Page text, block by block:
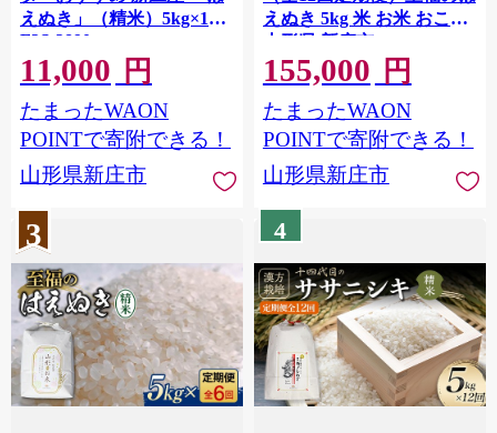
えぬき」（精米）5kg×1袋
F3S-2890
11,000 円
たまったWAON
POINTで寄附できる！
山形県新庄市
えぬき 5kg 米 お米 おこめ
山形県 新庄市 F3S-2863
155,000 円
たまったWAON
POINTで寄附できる！
山形県新庄市
3 4